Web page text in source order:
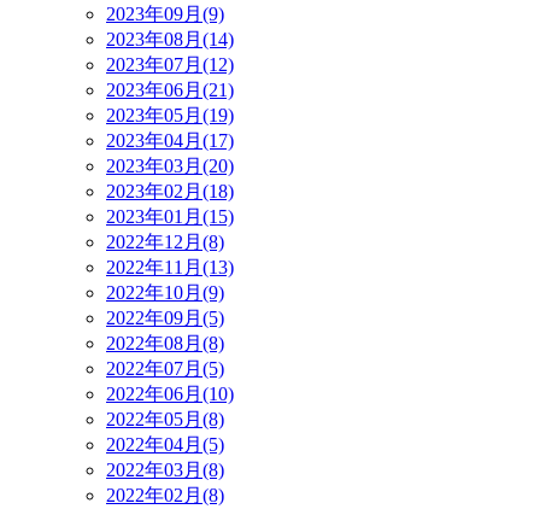
2023年09月(9)
2023年08月(14)
2023年07月(12)
2023年06月(21)
2023年05月(19)
2023年04月(17)
2023年03月(20)
2023年02月(18)
2023年01月(15)
2022年12月(8)
2022年11月(13)
2022年10月(9)
2022年09月(5)
2022年08月(8)
2022年07月(5)
2022年06月(10)
2022年05月(8)
2022年04月(5)
2022年03月(8)
2022年02月(8)